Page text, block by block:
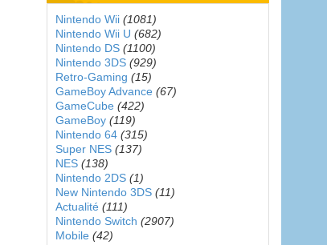
Nintendo Wii (1081)
Nintendo Wii U (682)
Nintendo DS (1100)
Nintendo 3DS (929)
Retro-Gaming (15)
GameBoy Advance (67)
GameCube (422)
GameBoy (119)
Nintendo 64 (315)
Super NES (137)
NES (138)
Nintendo 2DS (1)
New Nintendo 3DS (11)
Actualité (111)
Nintendo Switch (2907)
Mobile (42)